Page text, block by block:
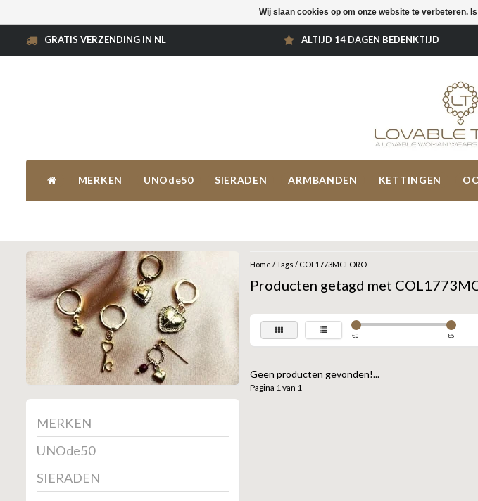
GRATIS VERZENDING IN NL ALTIJD 14 DAGEN BEDENKTIJD
MERKEN UNOde50 SIERADEN ARMBANDEN KETTINGEN
MERKEN
UNOde50
SIERADEN
Home /Tags / COL1773MCLORO
Producten getagd met
€0 €5
Geen producten gevonden!...
Pagina 1 van 1
Wij slaan cookies op om onze website te verbeteren.